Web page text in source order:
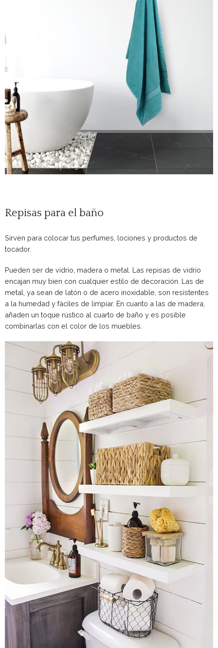
Repisas para el baño
Sirven para colocar tus perfumes, lociones y productos de
tocador.
Pueden ser de vidrio, madera o metal. Las repisas de vidrio
encajan muy bien con cualquier estilo de decoración. Las de
metal, ya sean de latón o de acero inoxidable, son resistentes
a la humedad y fáciles de limpiar. En cuanto a las de madera,
añaden un toque rústico al cuarto de baño y es posible
combinarlas con el color de los muebles.